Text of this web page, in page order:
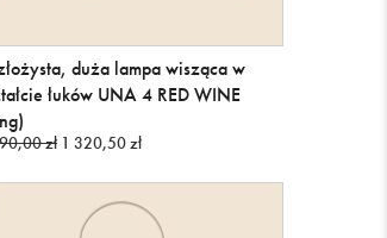
duża lampa wisząca w
łuków UNA 4 RED WINE
zł1 320,50 zł